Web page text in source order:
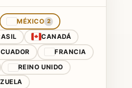
MÉXICO 2
CANADÁ
FRANCIA
REINO UNIDO